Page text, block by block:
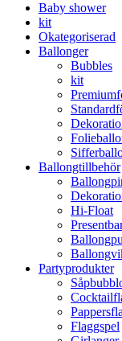
Baby shower
kit
Okategoriserad
Ballonger
Bubbles
kit
Ballong­tillbehör
Hi-Float
Party­­produkter
Flaggspel